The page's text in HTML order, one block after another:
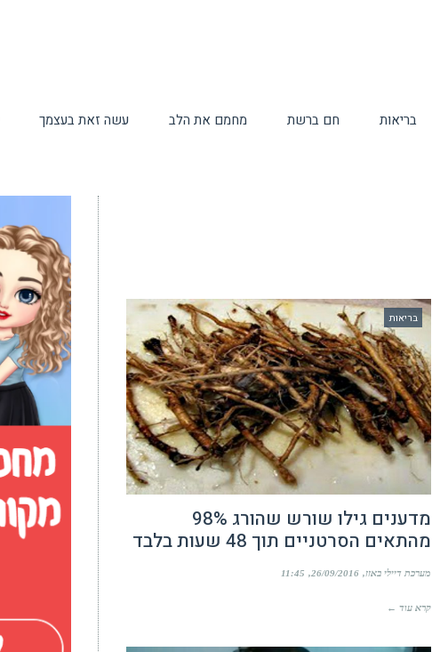
בריאות חם ברשת מחמם את הלב עשה זאת בעצמך
בריאות
מדענים גילו שורש שהורג 98%
מהתאים הסרטניים תוך 48 שעות בלבד
מערכת דיילי באזז 26/09/2016
11:45
קרא עוד ←